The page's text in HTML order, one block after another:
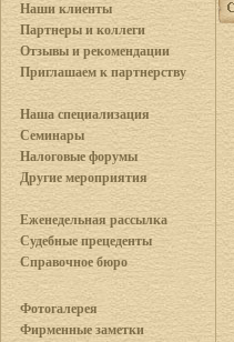
Наши клиенты
Партнеры и коллеги
Отзывы и рекомендации
Приглашаем к партнерству
Наша специализация
Семинары
Налоговые форумы
Другие мероприятия
Еженедельная рассылка
Судебные прецеденты
Справочное бюро
Фотогалерея
Фирменные заметки